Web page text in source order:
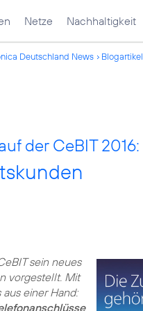
Netze Nachhaltigkeit
Deutschland News Blogartikel
der CeBIT 2016:
sein neues
vorgestellt. Mit
einer Hand: